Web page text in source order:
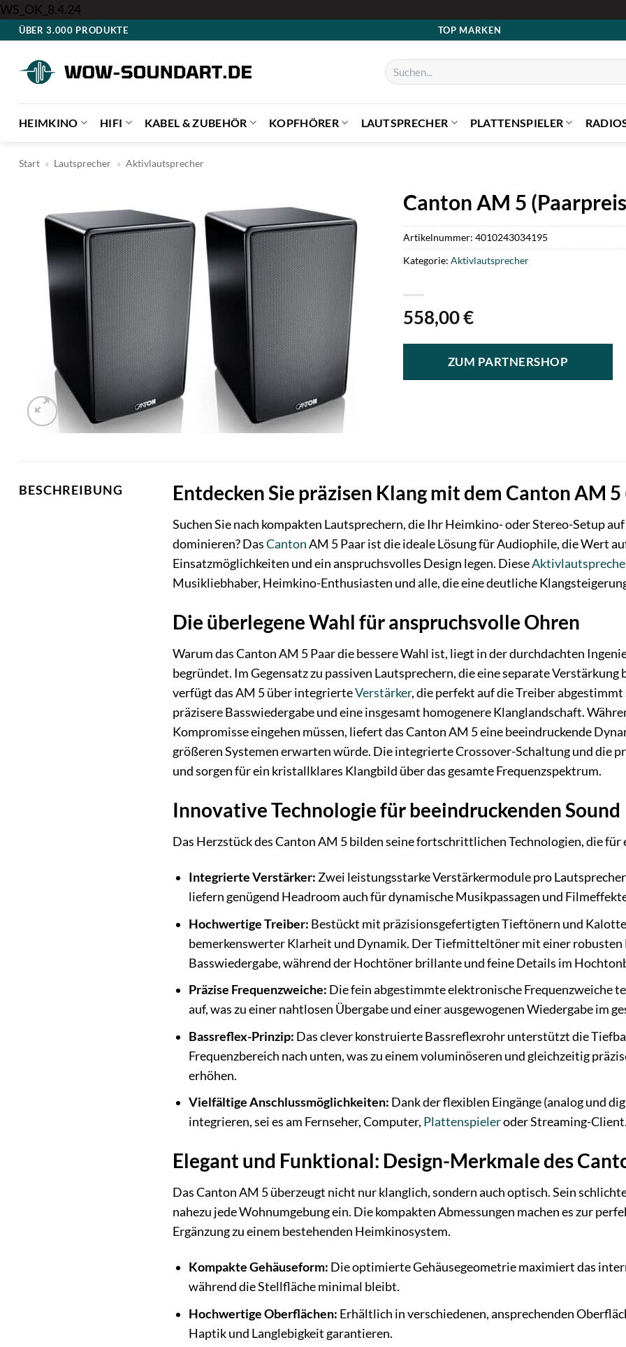
WS_OK_8.4.24Zum
Inhalt
ÜBER 3.000 PRODUKTE TOP MARKEN
Suchen
nach:
HEIMKINO HIFI KABEL & ZUBEHÖR KOPFHÖRER LAUTSPRECHER PLATTENSPIELER
Start » Lautsprecher » Aktivlautsprecher
Canton AM 5
558,00€
ZUM PARTNERSHOP
Artikelnummer: 4010243034195
Kategorie: Aktivlautsprecher
BESCHREIBUNG Entdecken Sie präzisen Klang mit dem Canton AM 5
Suchen Sie nach kompakten Lautsprechern, die Ihr Heimkino- oder Stereo-Setup
dominieren? DasCantonAM 5 Paar ist die ideale Lösung für Audiophile, die Wert
Einsatzmöglichkeiten und ein anspruchsvolles Design legen. Diese
Musikliebhaber, Heimkino-Enthusiasten und alle, die eine deutliche
Die überlegene Wahl für anspruchsvolle Ohren
Warum das Canton AM 5 Paar die bessere Wahl ist, liegt in der durchdachten
begründet. Im Gegensatz zu passiven Lautsprechern, die eine separate
verfügt das AM 5 über integrierteVerstärker, die perfekt auf die Treiber
präzisere Basswiedergabe und eine insgesamt homogenere Klanglandschaft.
Kompromisse eingehen müssen, liefert das Canton AM 5 eine beeindruckende
größeren Systemen erwarten würde. Die integrierte Crossover-Schaltung und die
und sorgen für ein kristallklares Klangbild über das gesamte Frequenzspektrum.
Innovative Technologie für beeindruckenden Sound
Das Herzstück des Canton AM 5 bilden seine fortschrittlichen Technologien, die
Integrierte Verstärker:Zwei leistungsstarke Verstärkermodule pro
liefern genügend Headroom auch für dynamische Musikpassagen und
Hochwertige Treiber: Bestückt mit präzisionsgefertigten Tieftönern und
bemerkenswerter Klarheit und Dynamik. Der Tiefmitteltöner mit einer
Basswiedergabe, während der Hochtöner brillante und feine Details im
Präzise Frequenzweiche: Die fein abgestimmte elektronische Frequenzweiche
auf, was zu einer nahtlosen Übergabe und einer ausgewogenen Wiedergabe im
Bassreflex-Prinzip: Das clever konstruierte Bassreflexrohr unterstützt die
Frequenzbereich nach unten, was zu einem voluminöseren und gleichzeitig
erhöhen.
Vielfältige Anschlussmöglichkeiten: Dank der flexiblen Eingänge (analog und
integrieren, sei es am Fernseher, Computer, Plattenspieleroder Streaming-Client.
Elegant und Funktional: Design-Merkmale des
Das Canton AM 5 überzeugt nicht nur klanglich, sondern auch optisch. Sein
nahezu jede Wohnumgebung ein. Die kompakten Abmessungen machen es zur
Ergänzung zu einem bestehenden Heimkinosystem.
Kompakte Gehäuseform: Die optimierte Gehäusegeometrie maximiert das
während die Stellfläche minimal bleibt.
Hochwertige Oberflächen: Erhältlich in verschiedenen, ansprechenden
Haptik und Langlebigkeit garantieren.